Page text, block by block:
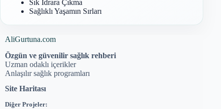
Sık İdrara Çıkma
Sağlıklı Yaşamın Sırları
AliGurtuna.com
Özgün ve güvenilir sağlık rehberi
Uzman odaklı içerikler
Anlaşılır sağlık programları
Site Haritası
Diğer Projeler: